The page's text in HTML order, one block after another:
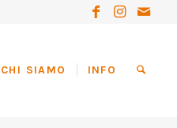
CHI SIAMO INFO